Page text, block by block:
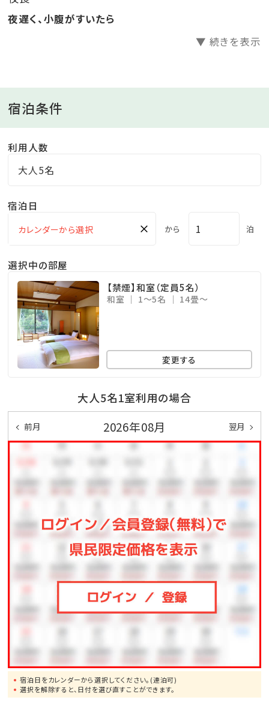
【お子様料金の改定：2026年2月1日以降のご予約に関
4歳～6歳未就学児：大人の50％（食事・寝具付）
3歳：施設使用料2,200円（食事・寝具なし）
※お申し込みは（食事・寝具なし）をご選択ください。
※現地にて別途お支払いいただきます。
※ベッドガード等のご用意はありませんので
洋室は0歳～3歳のお子様のご利用をお控えいただいて
※0歳～2歳のお子様の年齢を備考欄に記載するようお
願い申し上げます。
夜遅く、小腹がすいたら
▼ 続きを表示
宿泊条件
利用人数
大人5名
宿泊日
× から 泊
選択中の部屋
【禁煙】和室（定員5名）
和室 1～5名 14畳～
変更する
大人5名1室利用の場合
前月 2026年08月 翌月
宿泊日をカレンダーから選択してください。(連泊可)
選択を解除すると、日付を選び直すことができます。